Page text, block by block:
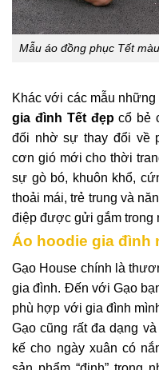
Mẫu áo đồng phục Tết
Khác với các mẫu
gia đình Tết đẹpcổ bẻ
đối nhờ sự thay đổi về
cơn gió mới cho thời
sự gò bó, khuôn khổ,
thoải mái, trẻ trung và
điệp được gửi gắm trong
Áo hoodie gia đình
Gạo House chính là
gia đình. Đến với Gạo
phù hợp với gia đình
Gạo cũng rất đa dạng
kế cho ngày xuân có